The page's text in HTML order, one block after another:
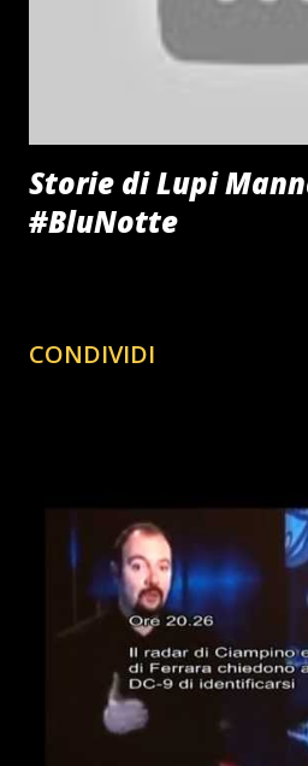
Queste azioni, motivate
compromisero tuttavia la ...
Storie di Lupi
#BluNotte
CONDIVIDI